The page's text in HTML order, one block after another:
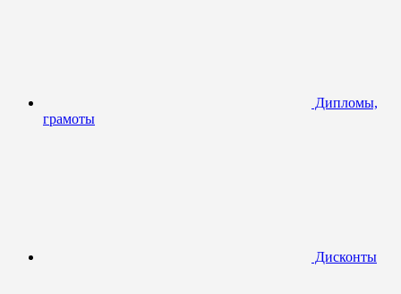
Дипломы,
грамоты
Дисконты